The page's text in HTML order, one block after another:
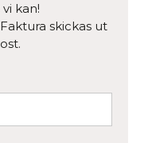
kan!
skickas ut